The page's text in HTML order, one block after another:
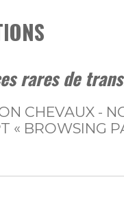
rares de
CHEVAUX -
« BROWSING